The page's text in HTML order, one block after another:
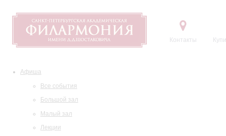
Контакты
Афиша
Все события
Большой зал
Малый зал
Лекции